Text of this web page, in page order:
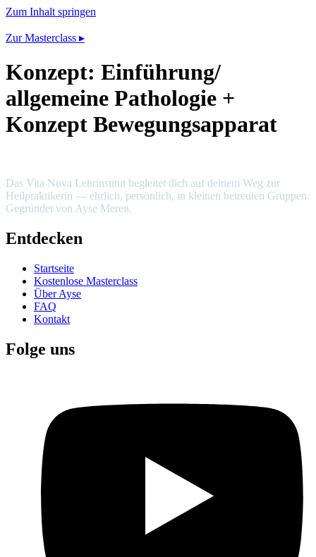
Zum Inhalt springen
Zur Masterclass ▸
Konzept: Einführung/
allgemeine Pathologie +
Konzept Bewegungsapparat
Das Vita Nova Lehrinstitut begleitet dich auf deinem Weg zur
Heilpraktikerin — ehrlich, persönlich, in kleinen betreuten Gruppen.
Gegründet von Ayse Meren.
Entdecken
Startseite
Kostenlose Masterclass
Über Ayse
FAQ
Kontakt
Folge uns